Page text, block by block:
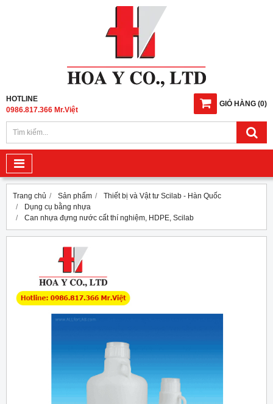
GIỎ HÀNG (0)
HOTLINE
0986.817.366 Mr.Việt
Trang chủ Sản phẩm
Thiết bị và Vật tư Scilab - Hàn Quốc
Dụng cụ bằng nhựa
Can nhựa đựng nước cất thí nghiệm, HDPE, Scilab